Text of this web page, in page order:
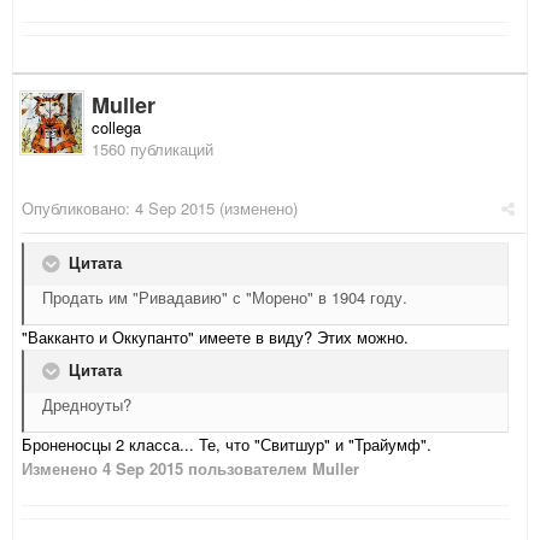
Muller
collega
1560 публикаций
Опубликовано: 4 Sep 2015 (изменено)
Цитата
Продать им "Ривадавию" с "Морено" в 1904 году.
"Вакканто и Оккупанто" имеете в виду? Этих можно.
Цитата
Дредноуты?
Броненосцы 2 класса... Те, что "Свитшур" и "Трайумф".
Изменено 4 Sep 2015 пользователем Muller